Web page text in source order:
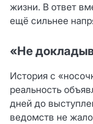
жизни. В ответ
ещё сильнее
«Не
История с
реальность
дней до
ведомств не